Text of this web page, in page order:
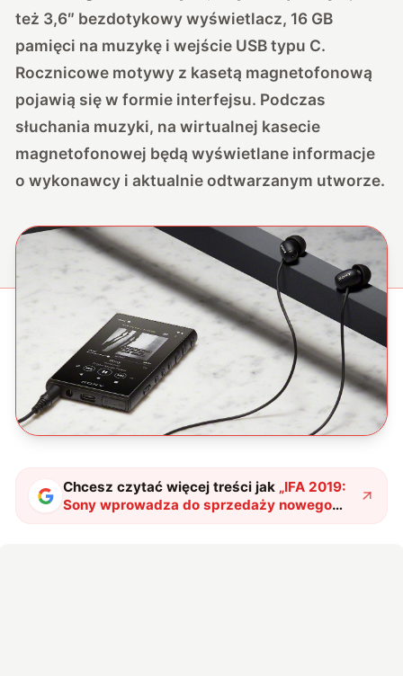
też 3,6″ bezdotykowy wyświetlacz, 16 GB
pamięci na muzykę i wejście USB typu C.
Rocznicowe motywy z kasetą magnetofonową
pojawią się w formie interfejsu. Podczas
słuchania muzyki, na wirtualnej kasecie
magnetofonowej będą wyświetlane informacje
o wykonawcy i aktualnie odtwarzanym utworze.
Chcesz czytać więcej treści jak „IFA 2019:
Sony wprowadza do sprzedaży nowego
Walkmana"?